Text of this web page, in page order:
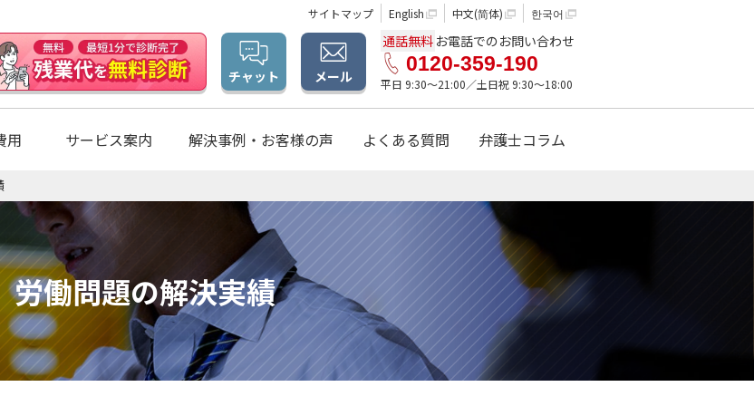
サイトマップ English 中文(简体) 한국어
チャット メール
通話無料 お電話でのお問い合わせ
0120-359-190
平日 9:30〜21:00／土日祝 9:30〜18:00
用 サービス案内 解決事例・お客様の声 よくある質問 弁護士コラム
労働問題の解決実績